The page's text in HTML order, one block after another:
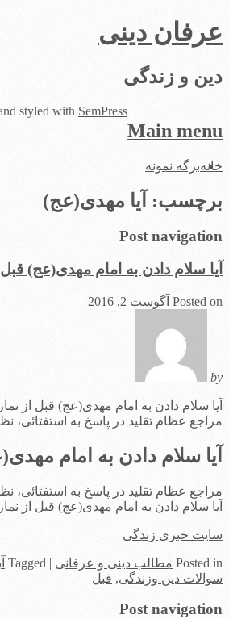
عرفان دینی
دین و زندگی
Main menu
Skip
خانهبرگه نمونه
برچسب: آیا مهدی(عج)
Post navigation
آیا سلام دادن به امام مهدی(عج)
Posted on آگوست 2, 2016
by
آیا سلام دادن به امام مهدی(عج) قبل از
مراجع عظام تقلید در پاسخ به استفتائی،
آیا سلام دادن به امام
مراجع عظام تقلید در پاسخ به استفتائی،
آیا سلام دادن به امام مهدی(عج) قبل از
سایت خبری زندگی
Posted in مطالب دینی و عرفانی |
Tagged
سوالات دین وزندگی, قبل
Post navigation
styled with SemPress